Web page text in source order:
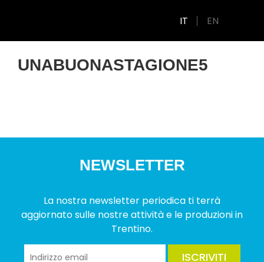
IT EN
UNABUONASTAGIONE5
NEWSLETTER
La nostra newsletter periodica ti terrà
aggiornato sulle nostre attività e le produzioni in
Trentino.
ISCRIVITI